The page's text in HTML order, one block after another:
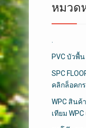
หมวด
PVC บัวพื้
SPC
คลิกล็อคกร
WPC สินค้
เทียม